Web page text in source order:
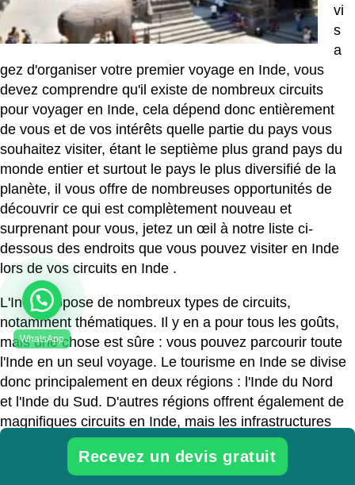
vi
s
a
gez d'organiser votre premier voyage en Inde, vous
devez comprendre qu'il existe de nombreux circuits
pour voyager en Inde, cela dépend donc entièrement
de vous et de vos intérêts quelle partie du pays vous
souhaitez visiter, étant le septième plus grand pays du
monde entier et surtout le pays le plus diversifié de la
planète, il vous offre de nombreuses opportunités de
découvrir ce qui est complètement nouveau et
surprenant pour vous, jetez un œil à notre liste ci-
dessous des endroits que vous pouvez visiter en Inde
lors de vos circuits en Inde .
L'Inde propose de nombreux types de circuits,
notamment thématiques. Il y en a pour tous les goûts,
mais une chose est sûre : vous pouvez parcourir toute
l'Inde en un seul voyage. Le tourisme en Inde se divise
donc principalement en deux régions : l'Inde du Nord
et l'Inde du Sud. D'autres régions offrent également de
magnifiques circuits en Inde, mais les infrastructures
restent à développer.
Recevez un devis gratuit